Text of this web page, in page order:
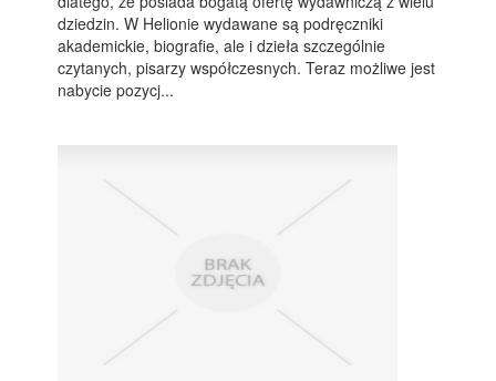
dziedzin. W Helionie wydawane są podręczniki
akademickie, biografie, ale i dzieła szczególnie
czytanych, pisarzy współczesnych. Teraz możliwe jest
nabycie pozycj...